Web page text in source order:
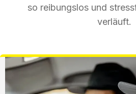
so reibungslos und
verläuft.